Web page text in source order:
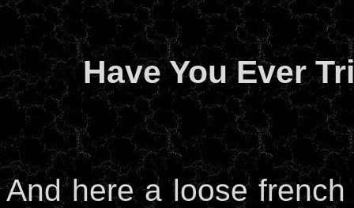
Have You Ever
And here a loose